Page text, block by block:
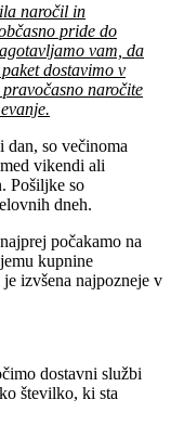
naročil in
pride do
vam, da
dostavimo v
naročite
dan, so večinoma
vikendi ali
Pošiljke so
dneh.
počakamo na
kupnine
izvšena najpozneje v
dostavni službi
številko, ki sta